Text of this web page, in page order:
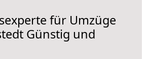
für Umzüge
Günstig und